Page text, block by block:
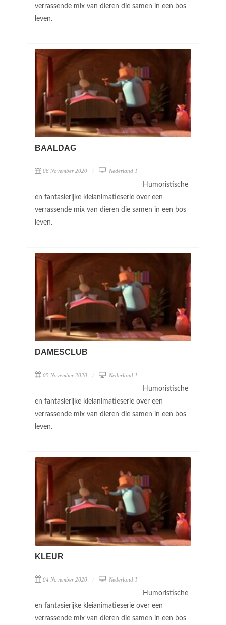
verrassende mix van dieren die samen in een bos
leven.
BAALDAG
06 November 2020 Nederland 1
Humoristische
en fantasierijke kleianimatieserie over een
verrassende mix van dieren die samen in een bos
leven.
DAMESCLUB
05 November 2020 Nederland 1
Humoristische
en fantasierijke kleianimatieserie over een
verrassende mix van dieren die samen in een bos
leven.
KLEUR
04 November 2020 Nederland 1
Humoristische
en fantasierijke kleianimatieserie over een
verrassende mix van dieren die samen in een bos